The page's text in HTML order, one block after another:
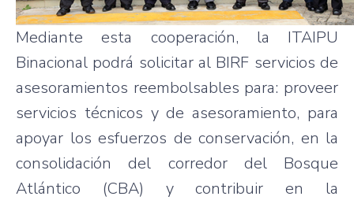
Mediante esta cooperación, la ITAIPU
Binacional podrá solicitar al BIRF servicios de
asesoramientos reembolsables para: proveer
servicios técnicos y de asesoramiento, para
apoyar los esfuerzos de conservación, en la
consolidación del corredor del Bosque
Atlántico (CBA) y contribuir en la